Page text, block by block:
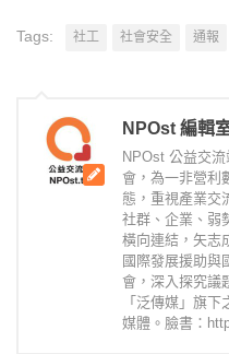
Tags: 社工 社會安全 通報
NPOst 編輯
NPOst 公益交
會，為一非營利
態，重視產業交
社群、企業、弱
橫向連結，矢志
國際發展援助與
會，深入探究議
「泛傳媒」旗
媒體。臉書：